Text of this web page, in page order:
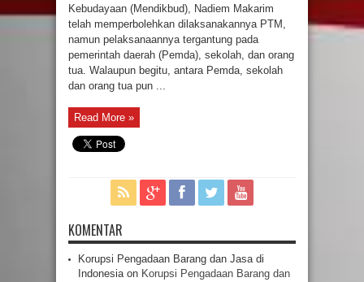
Kebudayaan (Mendikbud), Nadiem Makarim
telah memperbolehkan dilaksanakannya PTM,
namun pelaksanaannya tergantung pada
pemerintah daerah (Pemda), sekolah, dan orang
tua. Walaupun begitu, antara Pemda, sekolah
dan orang tua pun ...
Read More »
KOMENTAR
Korupsi Pengadaan Barang dan Jasa di
Indonesia on Korupsi Pengadaan Barang dan